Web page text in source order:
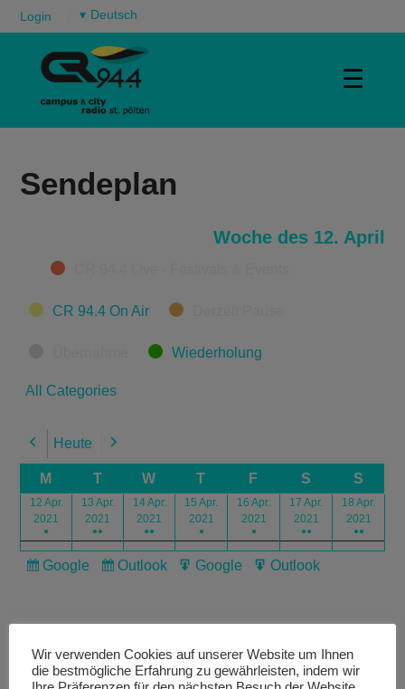
Login ▾
☰
Sendeplan
Woche des 12. April
Categories
CR 94.4 On Air
Wiederholung
All Categories
Previous
Heute Next
M T W T F S S
12 Apr.
2021
●
13 Apr.
2021
●●
14 Apr.
2021
●●
15 Apr.
2021
●
16 Apr.
2021
●
17 Apr.
2021
●●
18 Apr.
2021
●●
Subscribe
Google
Subscribe
Outlook
Export
Google
Export
Outlook
Wir verwenden Cookies auf unserer Website um Ihnen
die bestmögliche Erfahrung zu gewährleisten, indem wir